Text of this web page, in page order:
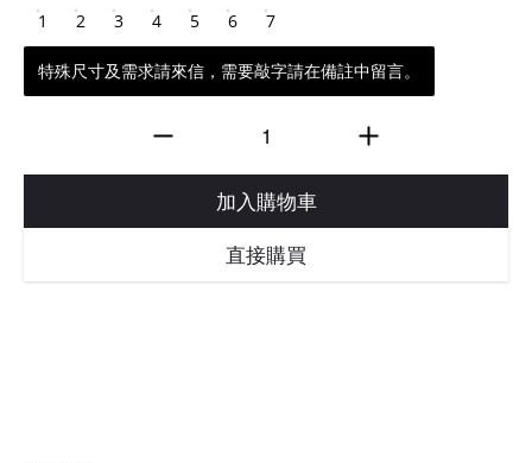
1
2 3 4 5 6 7
特殊尺寸及需求請來信，需要敲字請在備註中留言。
加入購物車
直接購買